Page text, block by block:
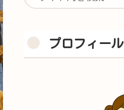
プロフィール